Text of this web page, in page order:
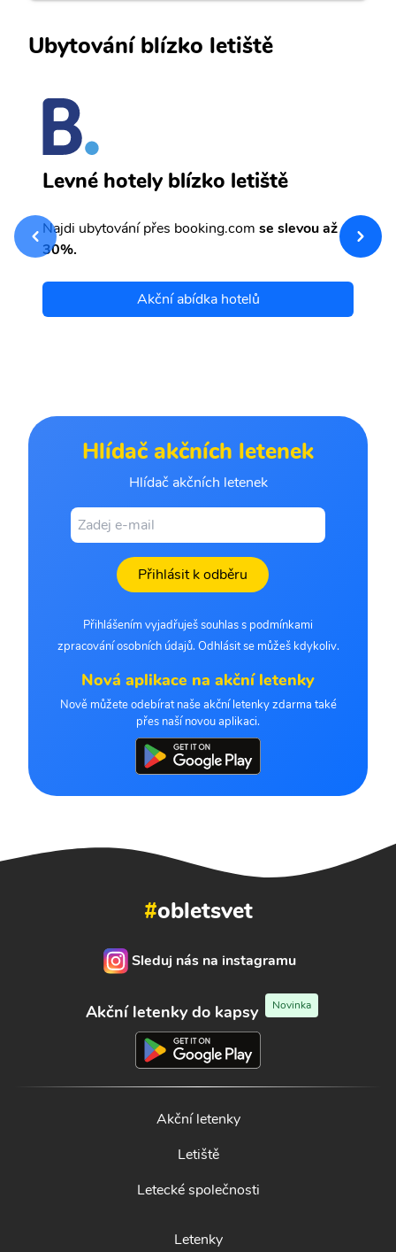
Ubytování blízko letiště
Levné hotely blízko letiště
Najdi ubytování přes booking.com se slevou až
30%.
Akční abídka hotelů
Hlídač akčních letenek
Hlídač akčních letenek
Přihlásit k odběru
Přihlášením vyjadřuješ souhlas s podmínkami
zpracování osobních údajů. Odhlásit se můžeš kdykoliv.
Nová aplikace na akční letenky
Nově můžete odebírat naše akční letenky zdarma také
přes naší novou aplikaci.
#obletsvet
Sleduj nás na instagramu
Akční letenky do kapsy Novinka
Akční letenky
Letiště
Letecké společnosti
Letenky